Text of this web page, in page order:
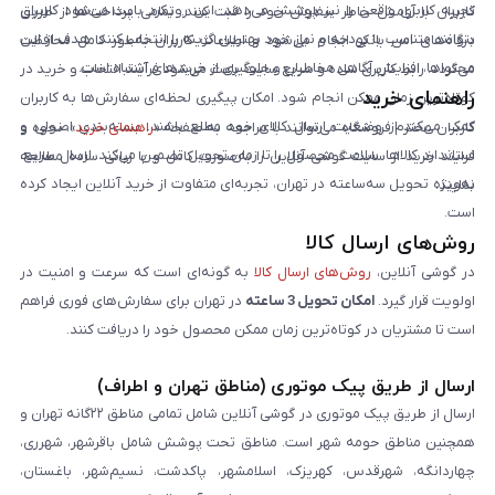
تجربه کاربری واقعی را نیز پوشش می‌دهد. این رویکرد باعث می‌شود کاربران
بتوانند متناسب با بودجه و نیاز خود بهترین گزینه را انتخاب کنند. هدف از این
محتواها، افزایش آگاهی مخاطبان و جلوگیری از خریدهای اشتباه است.
کاربران با آرامش خاطر سفارش خود را ثبت کنند. تمامی پرداخت‌ها از طریق
درگاه‌های امن بانکی انجام می‌شود و اطلاعات کاربران به‌طور کامل محافظت
می‌گردد. رابط کاربری ساده و سریع سایت باعث می‌شود فرآیند انتخاب و خرید در
کوتاه‌ترین زمان ممکن انجام شود. امکان پیگیری لحظه‌ای سفارش‌ها به کاربران
کمک می‌کند از وضعیت ارسال کالای خود مطلع باشند. بسته‌بندی اصولی و
استاندارد کالاها، سلامت محصول را تا زمان تحویل تضمین می‌کند. ارسال سریع،
به‌ویژه تحویل سه‌ساعته در تهران، تجربه‌ای متفاوت از خرید آنلاین ایجاد کرده
است.
راهنمای خرید
کاربران محترم فروشگاه می‌توانند با مراجعه به صفحه «راهنمای خرید»، نحوه و
فرایند خرید از سایت گوشی آنلاین را به‌صورت کامل و با زبانی ساده مطالعه
نمایند.
روش‌های ارسال کالا
در گوشی آنلاین، روش‌های ارسال کالا به گونه‌ای است که سرعت و امنیت در
اولویت قرار گیرد. امکان تحویل 3 ساعته
در تهران برای سفارش‌های فوری فراهم
است تا مشتریان در کوتاه‌ترین زمان ممکن محصول خود را دریافت کنند.
ارسال از طریق پیک موتوری (مناطق تهران و اطراف)
ارسال از طریق پیک موتوری در گوشی آنلاین شامل تمامی مناطق ۲۲گانه تهران و
همچنین مناطق حومه شهر است. مناطق تحت پوشش شامل باقرشهر، شهرری،
چهاردانگه، شهرقدس، کهریزک، اسلامشهر، پاکدشت، نسیم‌شهر، باغستان،